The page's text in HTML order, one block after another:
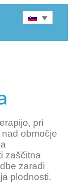
pri
območje
zaščitna
zaradi
plodnosti.